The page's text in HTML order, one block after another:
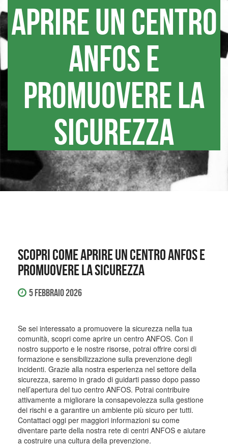
aprire un centro
ANFOS e
promuovere la
sicurezza
Scopri come aprire un centro ANFOS e
promuovere la sicurezza
5 Febbraio 2026
Se sei interessato a promuovere la sicurezza nella tua
comunità, scopri come aprire un centro ANFOS. Con il
nostro supporto e le nostre risorse, potrai offrire corsi di
formazione e sensibilizzazione sulla prevenzione degli
incidenti. Grazie alla nostra esperienza nel settore della
sicurezza, saremo in grado di guidarti passo dopo passo
nell’apertura del tuo centro ANFOS. Potrai contribuire
attivamente a migliorare la consapevolezza sulla gestione
dei rischi e a garantire un ambiente più sicuro per tutti.
Contattaci oggi per maggiori informazioni su come
diventare parte della nostra rete di centri ANFOS e aiutare
a costruire una cultura della prevenzione.